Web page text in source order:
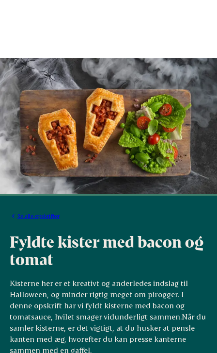
Se alle opskrifter
Fyldte kister med bacon og
tomat
Kisterne her er et kreativt og anderledes indslag til
Halloween , og minder rigtig meget om pirogger. I
denne opskrift har vi fyldt kisterne med bacon og
tomatsauce, hvilet smager vidunderligt sammen.Når du
samler kisterne, er det vigtigt, at du husker at pensle
kanten med æg, hvorefter du kan presse kanterne
sammen med en gaffel.